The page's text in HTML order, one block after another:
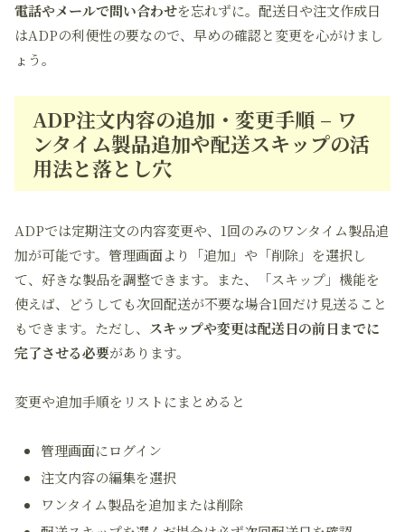
電話やメールで問い合わせを忘れずに。配送日や注文作成日
はADPの利便性の要なので、早めの確認と変更を心がけまし
ょう。
ADP注文内容の追加・変更手順 – ワ
ンタイム製品追加や配送スキップの活
用法と落とし穴
ADPでは定期注文の内容変更や、1回のみのワンタイム製品追
加が可能です。管理画面より「追加」や「削除」を選択し
て、好きな製品を調整できます。また、「スキップ」機能を
使えば、どうしても次回配送が不要な場合1回だけ見送ること
もできます。ただし、 スキップや変更は配送日の前日までに
完了させる必要があります。
変更や追加手順をリストにまとめると
管理画面にログイン
注文内容の編集を選択
ワンタイム製品を追加または削除